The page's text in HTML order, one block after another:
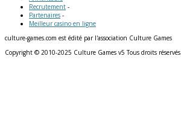
Recrutement -
Partenaires -
Meilleur casino en ligne
culture-games.com est édité par l'association Culture Games
Copyright © 2010-2025 Culture Games v5 Tous droits réservés.